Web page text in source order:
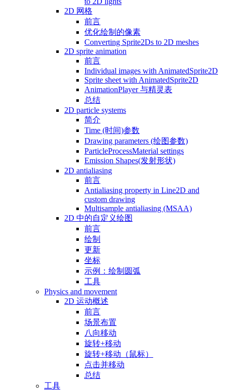
2D 网格
前言
优化绘制的像素
Converting Sprite2Ds to 2D meshes
2D sprite animation
前言
Individual images with AnimatedSprite2D
Sprite sheet with AnimatedSprite2D
AnimationPlayer 与精灵表
总结
2D particle systems
简介
Time (时间)参数
Drawing parameters (绘图参数)
ParticleProcessMaterial settings
Emission Shapes(发射形状)
2D antialiasing
前言
Antialiasing property in Line2D and
custom drawing
Multisample antialiasing (MSAA)
2D 中的自定义绘图
前言
绘制
更新
坐标
示例：绘制圆弧
工具
Physics and movement
2D 运动概述
前言
场景布置
八向移动
旋转+移动
旋转+移动（鼠标）
点击并移动
总结
工具